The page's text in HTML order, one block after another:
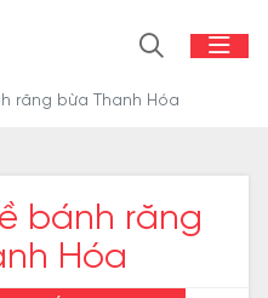
răng bừa Thanh Hóa
bánh răng
Hóa